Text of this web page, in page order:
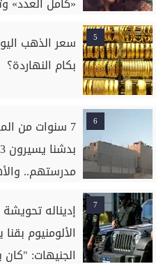
5
بكام النهاردة؟
6
7 سنوات من
مدرستهم..
7
إديناله
الألومنيوم
الجنيهات: "كان